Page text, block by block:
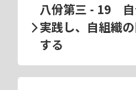
八佾第三 - 19 自
実践し、自組織
する